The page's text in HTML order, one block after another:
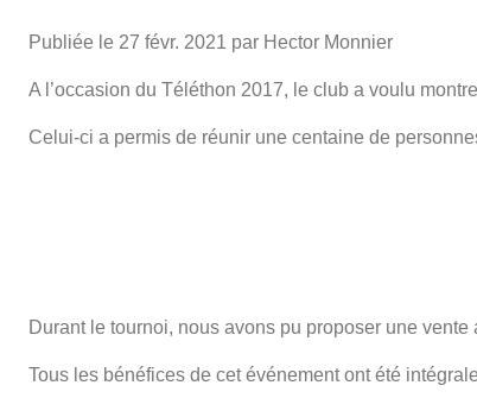
Publiée le 27 févr. 2021 par Hector Monnier
A l’occasion du Téléthon 2017, le club a voulu
​Celui-ci a permis de réunir une centaine de
Durant le tournoi, nous avons pu proposer une
​Tous les bénéfices de cet événement ont été